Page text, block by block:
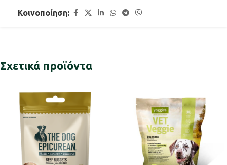
Κοινοποίηση:
Σχετικά προϊόντα